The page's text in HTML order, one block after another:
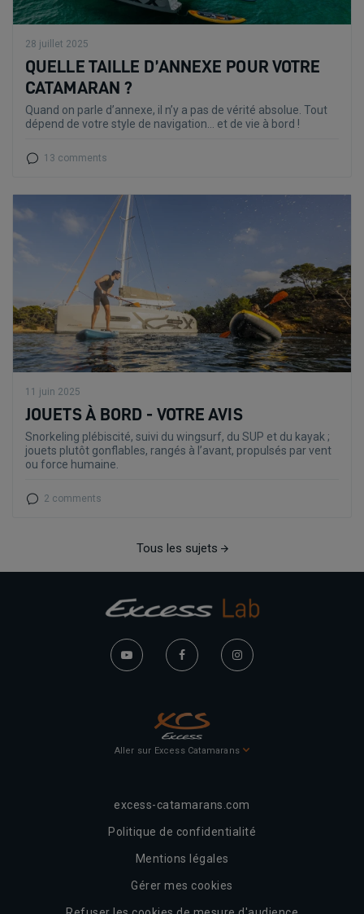
28 juillet 2025
QUELLE TAILLE D’ANNEXE POUR VOTRE
CATAMARAN ?
Quand on parle d’annexe, il n’y a pas de vérité absolue. Tout
dépend de votre style de navigation… et de vie à bord !
13 comments
11 juin 2025
JOUETS À BORD - VOTRE AVIS
Snorkeling plébiscité, suivi du wingsurf, du SUP et du kayak ;
jouets plutôt gonflables, rangés à l’avant, propulsés par vent
ou force humaine.
2 comments
Tous les sujets
Aller sur Excess Catamarans
excess-catamarans.com
Politique de confidentialité
Mentions légales
Gérer mes cookies